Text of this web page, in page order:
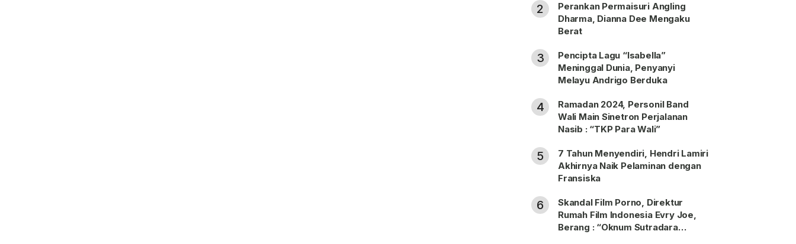
2
Perankan Permaisuri Angling
Dharma, Dianna Dee Mengaku
Berat
3
Pencipta Lagu “Isabella”
Meninggal Dunia, Penyanyi
Melayu Andrigo Berduka
4
Ramadan 2024, Personil Band
Wali Main Sinetron Perjalanan
Nasib : “TKP Para Wali”
5
7 Tahun Menyendiri, Hendri Lamiri
Akhirnya Naik Pelaminan dengan
Fransiska
6
Skandal Film Porno, Direktur
Rumah Film Indonesia Evry Joe,
Berang : “Oknum Sutradara